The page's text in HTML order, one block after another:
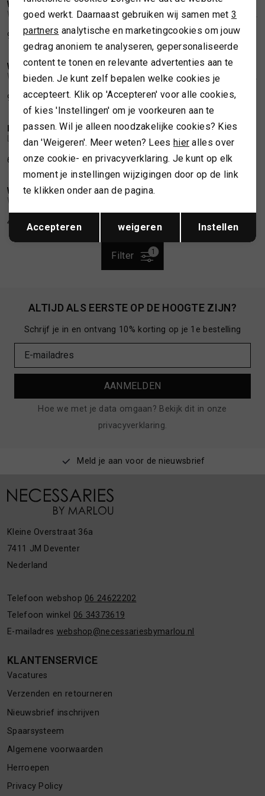
WHITE STUFF
White Stuff June linen dress navy
92,00 115,00
WHITE STUFF
50,00 100,00
WHITE STUFF
White Stuff Tiff shirt midi dress coral
95,20 119,00
LOLA CASADEMUNT
84,99 169,99
/2
LOLA CASADEMUNT
Lola Casademunt Dress with strass
65,00 129,99
1/2
WHITE STUFF
50,00 99,99
/2
WHITE STUFF
White Stuff Meg jersey dress
40,00
1
Filter
ALTIJD ALS EERSTE OP DE HOOGTE ZIJN?
Schrijf je in en ontvang 10% korting op je 1e bestelling
AANMELDEN
Hoe we met je data omgaan? Bekijk dit in onze
privacyverklaring.
Meld je aan voor de nieuwsbrief
Kleine Overstraat 36a
7411 JM Deventer
Nederland
Telefoon webshop 06 24622202
Telefoon winkel 06 34373619
E-mailadres webshop@necessariesbymarlou.nl
KLANTENSERVICE
Vacatures
Verzenden en retourneren
Nieuwsbrief inschrijven
Spaarsysteem
Algemene voorwaarden
Herroepen
Privacy Policy
Marketing cookies
Terug Opslaan
goed werkt. Daarnaast gebruiken wij samen met 3
partners analytische en marketingcookies om jouw
gedrag anoniem te analyseren, gepersonaliseerde
content te tonen en relevante advertenties aan te
bieden. Je kunt zelf bepalen welke cookies je
accepteert. Klik op 'Accepteren' voor alle cookies,
of kies 'Instellingen' om je voorkeuren aan te
passen. Wil je alleen noodzakelijke cookies? Kies
dan 'Weigeren'. Meer weten? Lees hier alles over
onze cookie- en privacyverklaring. Je kunt op elk
moment je instellingen wijzigingen door op de link
te klikken onder aan de pagina.
Accepteren weigeren Instellen